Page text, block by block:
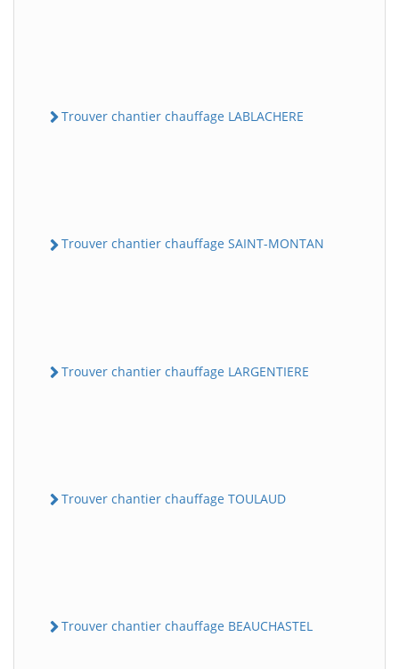
Trouver chantier chauffage LABLACHERE
Trouver chantier chauffage SAINT-MONTAN
Trouver chantier chauffage LARGENTIERE
Trouver chantier chauffage TOULAUD
Trouver chantier chauffage BEAUCHASTEL